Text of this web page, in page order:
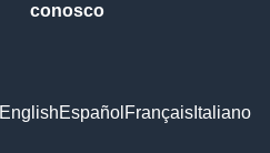
conosco
EnglishEspañol Français Italiano